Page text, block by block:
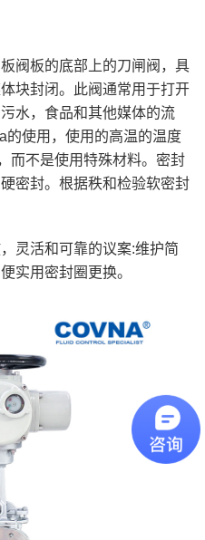
阀板的底部上的刀闸阀，具
块封闭。此阀通常用于打开
水，食品和其他媒体的流
的使用，使用的高温的温度
而不是使用特殊材料。密封
密封。根据秩和检验软密封
灵活和可靠的议案:维护简
实用密封圈更换。